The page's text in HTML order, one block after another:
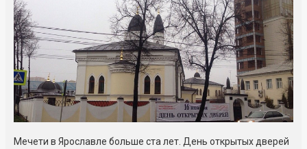
Мечети в Ярославле больше ста лет. День открытых дверей